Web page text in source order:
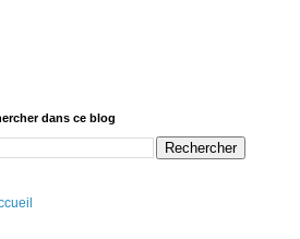
dans ce blog